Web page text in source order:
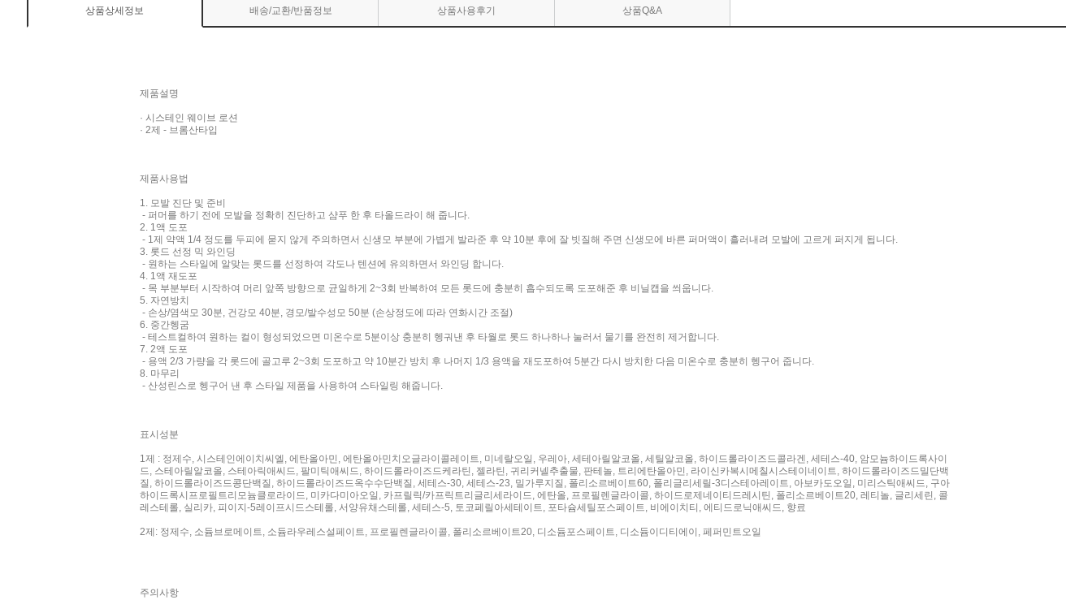
상품상세정보 배송/교환/반품정보 상품사용후기 상품Q&A
제품설명
· 시스테인 웨이브 로션
· 2제 - 브롬산타입
제품사용법
1. 모발 진단 및 준비
- 퍼머를 하기 전에 모발을 정확히 진단하고 샴푸 한 후 타올드라이 해 줍니다.
2. 1액 도포
- 1제 약액 1/4 정도를 두피에 묻지 않게 주의하면서 신생모 부분에 가볍게 발라준 후 약 10분 후에 잘 빗질해 주면 신생모에 바른 퍼머액이 흘러내려 모발에 고르게 퍼지게 됩니다.
3. 롯드 선정 믹 와인딩
- 원하는 스타일에 알맞는 롯드를 선정하여 각도나 텐션에 유의하면서 와인딩 합니다.
4. 1액 재도포
- 목 부분부터 시작하여 머리 앞쪽 방향으로 균일하게 2~3회 반복하여 모든 롯드에 충분히 흡수되도록 도포해준 후 비닐캡을 씌웁니다.
5. 자연방치
- 손상/염색모 30분, 건강모 40분, 경모/발수성모 50분 (손상정도에 따라 연화시간 조절)
6. 중간헹굼
- 테스트컬하여 원하는 컬이 형성되었으면 미온수로 5분이상 충분히 헹궈낸 후 타월로 롯드 하나하나 눌러서 물기를 완전히 제거합니다.
7. 2액 도포
- 용액 2/3 가량을 각 롯드에 골고루 2~3회 도포하고 약 10분간 방치 후 나머지 1/3 용액을 재도포하여 5분간 다시 방치한 다음 미온수로 충분히 헹구어 줍니다.
8. 마무리
- 산성린스로 헹구어 낸 후 스타일 제품을 사용하여 스타일링 해줍니다.
표시성분
1제 : 정제수, 시스테인에이치씨엘, 에탄올아민, 에탄올아민치오글라이콜레이트, 미네랄오일, 우레아, 세테아릴알코올, 세틸알코올, 하이드롤라이즈드콜라겐, 세테스-40, 암모늄하이드록사이
드, 스테아릴알코올, 스테아릭애씨드, 팔미틱애씨드, 하이드롤라이즈드케라틴, 젤라틴, 귀리커넬추출물, 판테놀, 트리에탄올아민, 라이신카복시메칠시스테이네이트, 하이드롤라이즈드밀단백
질, 하이드롤라이즈드콩단백질, 하이드롤라이즈드옥수수단백질, 세테스-30, 세테스-23, 밀가루지질, 폴리소르베이트60, 폴리글리세릴-3디스테아레이트, 아보카도오일, 미리스틱애씨드, 구아
하이드록시프로필트리모늄클로라이드, 미카다미아오일, 카프릴릭/카프릭트리글리세라이드, 에탄올, 프로필렌글라이콜, 하이드로제네이티드레시틴, 폴리소르베이트20, 레티놀, 글리세린, 콜
레스테롤, 실리카, 피이지-5레이프시드스테롤, 서양유채스테롤, 세테스-5, 토코페릴아세테이트, 포타슘세틸포스페이트, 비에이치티, 에티드로닉애씨드, 향료
2제: 정제수, 소듐브로메이트, 소듐라우레스설페이트, 프로필렌글라이콜, 폴리소르베이트20, 디소듐포스페이트, 디소듐이디티에이, 페퍼민트오일
주의사항